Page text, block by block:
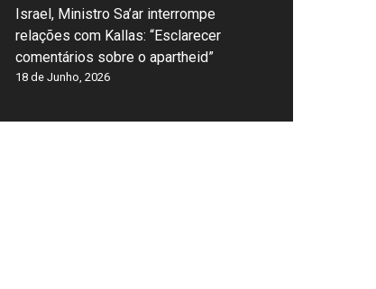
Israel, Ministro Sa’ar interrompe
relações com Kallas: “Esclarecer
comentários sobre o apartheid”
18 de Junho, 2026